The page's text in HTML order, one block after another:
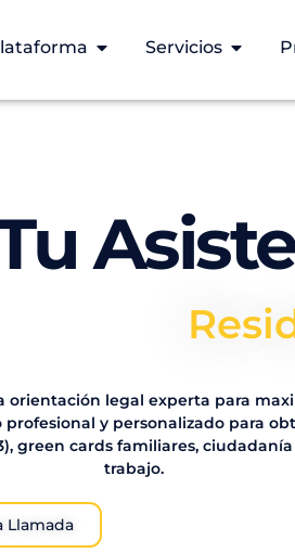
Servicios
orientación legal experta para
y personalizado para
green cards familiares,
trabajo.
Llamada